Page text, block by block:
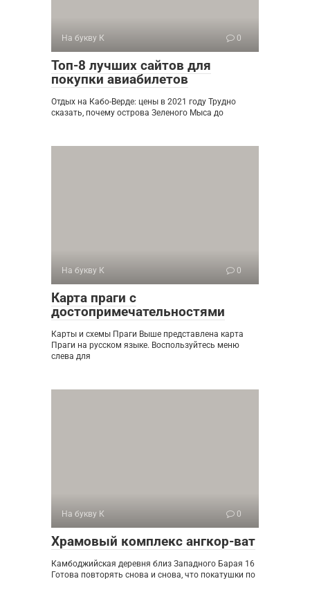
На букву К 0
Топ-8 лучших сайтов для
покупки авиабилетов
Отдых на Кабо-Верде: цены в 2021 году Трудно
сказать, почему острова Зеленого Мыса до
На букву К 0
Карта праги с
достопримечательностями
Карты и схемы Праги Выше представлена карта
Праги на русском языке. Воспользуйтесь меню
слева для
На букву К 0
Храмовый комплекс ангкор-ват
Камбоджийская деревня близ Западного Барая 16
Готова повторять снова и снова, что покатушки по